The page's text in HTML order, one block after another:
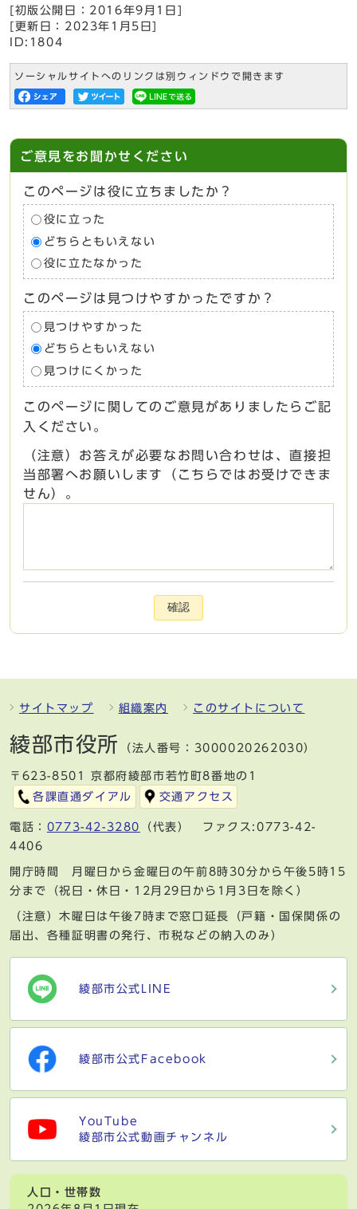
[初版公開日： 2016年9月1日
[更新日： 2023年1月5日
ID:1804
ソーシャルサイトへのリンクは別ウィンドウで開きます
ご意見をお聞かせください
このページは役に立ちましたか？
役に立った
どちらともいえない
役に立たなかった
このページは見つけやすかったですか？
見つけやすかった
どちらともいえない
見つけにくかった
このページに関してのご意見がありましたらご記
入ください。
（注意）お答えが必要なお問い合わせは、直接担
当部署へお願いします（こちらではお受けできま
せん）。
確認
サイトマップ 組織案内 このサイトについて
綾部市役所 （法人番号：3000020262030）
〒623-8501 京都府綾部市若竹町8番地の1
各課直通ダイアル
交通アクセス
電話： 0773-42-3280
（代表） ファクス:0773-42-
4406
開庁時間 月曜日から金曜日の午前8時30分から午後5時15
分まで（祝日・休日・12月29日から1月3日を除く）
（注意）木曜日は午後7時まで窓口延長（戸籍・国保関係の
届出、各種証明書の発行、市税などの納入のみ）
綾部市公式LINE
綾部市公式Facebook
YouTube
綾部市公式動画チャンネル
人口・世帯数